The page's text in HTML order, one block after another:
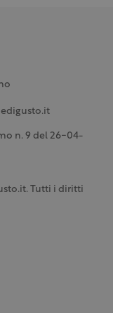
n. 9 del 26-04-
Tutti i diritti